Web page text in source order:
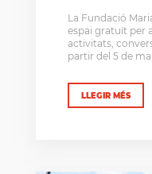
La Fundació
espai gratuït per
activitats,
partir del 5 de
LLEGIR MÉS